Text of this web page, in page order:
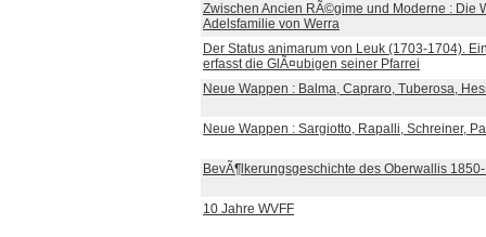
Zwischen Ancien RÃ©gime und Moderne : Die
Adelsfamilie von Werra
Der Status animarum von Leuk (1703-1704).
erfasst die GlÃ¤ubigen seiner Pfarrei
Neue Wappen : Balma, Capraro, Tuberosa,
Neue Wappen : Sargiotto, Rapalli, Schreiner,
BevÃ¶lkerungsgeschichte des Oberwallis
10 Jahre WVFF